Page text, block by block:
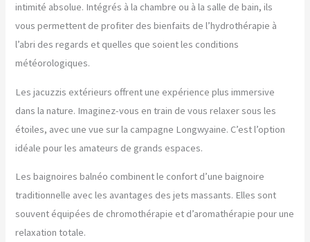
intimité absolue. Intégrés à la chambre ou à la salle de bain, ils
vous permettent de profiter des bienfaits de l’hydrothérapie à
l’abri des regards et quelles que soient les conditions
météorologiques.
Les jacuzzis extérieurs offrent une expérience plus immersive
dans la nature. Imaginez-vous en train de vous relaxer sous les
étoiles, avec une vue sur la campagne Longwyaine. C’est l’option
idéale pour les amateurs de grands espaces.
Les baignoires balnéo combinent le confort d’une baignoire
traditionnelle avec les avantages des jets massants. Elles sont
souvent équipées de chromothérapie et d’aromathérapie pour une
relaxation totale.